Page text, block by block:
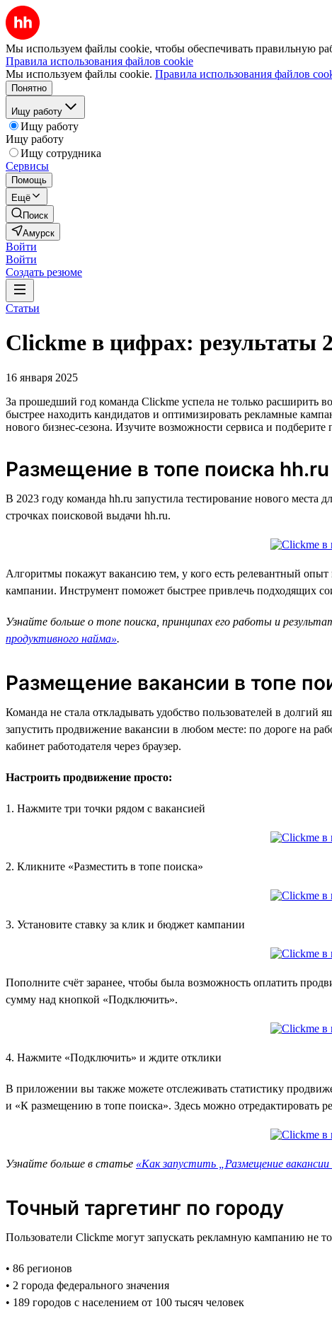
Мы используем файлы cookie, чтобы обеспечивать правильную
Правила использования файлов cookie
Мы используем файлы cookie. Правила использования файлов
Понятно
Ищу работу
Ищу работу
Ищу работу
Ищу сотрудника
Сервисы
Помощь
Ещё
Поиск
Амурск
Войти
Войти
Создать резюме
Статьи
Clickme в цифрах: результаты
16 января 2025
За прошедший год команда Clickme успела не только расширить
быстрее находить кандидатов и оптимизировать рекламные
нового бизнес-сезона. Изучите возможности сервиса и
Размещение в топе поиска hh.ru
В 2023 году команда hh.ru запустила тестирование нового места
строчках поисковой выдачи hh.ru.
Алгоритмы покажут вакансию тем, у кого есть релевантный
кампании. Инструмент поможет быстрее привлечь подходящих
Узнайте больше о топе поиска, принципах его работы и
продуктивного найма».
Размещение вакансии в топе
Команда не стала откладывать удобство пользователей в
запустить продвижение вакансии в любом месте: по дороге на
кабинет работодателя через браузер.
Настроить продвижение просто:
1. Нажмите три точки рядом с вакансией
2. Кликните «Разместить в топе поиска»
3. Установите ставку за клик и бюджет кампании
Пополните счёт заранее, чтобы была возможность оплатить
сумму над кнопкой «Подключить».
4. Нажмите «Подключить» и ждите отклики
В приложении вы также можете отслеживать статистику
и «К размещению в топе поиска». Здесь можно отредактировать
Узнайте больше в статье «Как запустить „Размещение
Точный таргетинг по городу
Пользователи Clickme могут запускать рекламную кампанию не
• 86 регионов
• 2 города федерального значения
• 189 городов с населением от 100 тысяч человек